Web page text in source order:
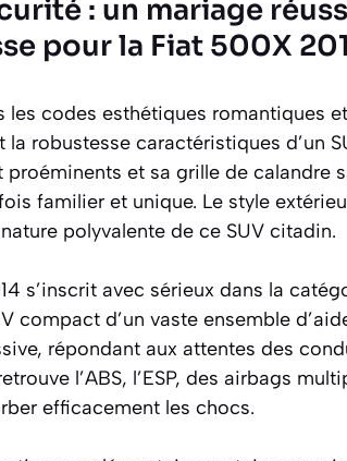
: un mariage
pour la Fiat 500X
codes esthétiques romantiques
robustesse caractéristiques d’un
et sa grille de calandre
familier et unique. Le style
polyvalente de ce SUV citadin.
s’inscrit avec sérieux dans la
compact d’un vaste ensemble
répondant aux attentes des
l’ABS, l’ESP, des airbags
efficacement les chocs.